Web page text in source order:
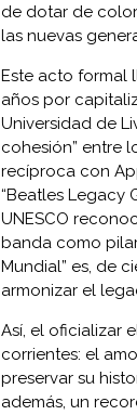
de dotar de
las nuevas
Este acto formal
años por
Universidad de
cohesión” entre
recíproca con
“Beatles Legacy
UNESCO
banda como
Mundial” es, de
armonizar el
Así, el oficializar
corrientes: el
preservar su
además, un